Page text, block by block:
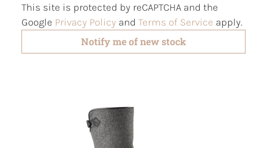
This site is protected by reCAPTCHA and the
Google Privacy Policy and Terms of Service apply.
Notify me of new stock